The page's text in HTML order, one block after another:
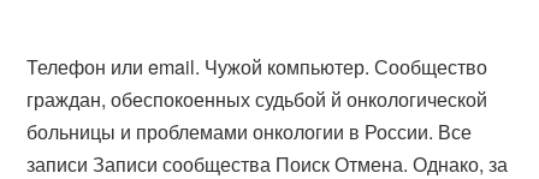
Телефон или email. Чужой компьютер. Сообщество
граждан, обеспокоенных судьбой й онкологической
больницы и проблемами онкологии в России. Все
записи Записи сообщества Поиск Отмена. Однако, за